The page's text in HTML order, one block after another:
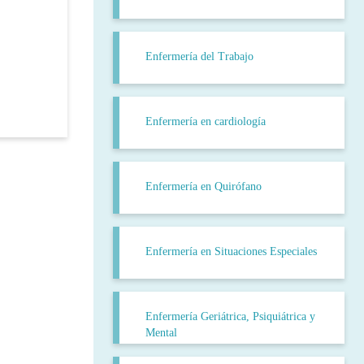
Enfermería del Trabajo
Enfermería en cardiología
Enfermería en Quirófano
Enfermería en Situaciones Especiales
Enfermería Geriátrica, Psiquiátrica y
Mental